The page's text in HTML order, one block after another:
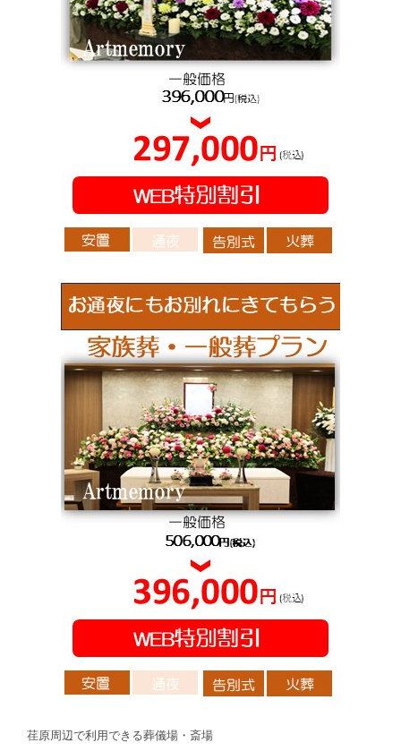
荏原周辺で利用できる葬儀場・斎場